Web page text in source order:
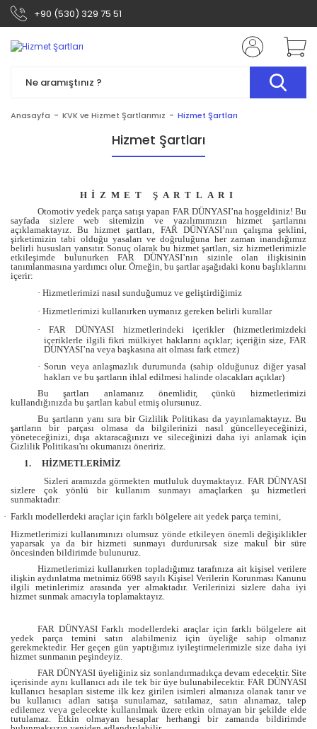
+90 (530) 329 75 51
Anasayfa KVK ve Hizmet Şartlarımız Hizmet Şartları
Hizmet Şartları
HİZMET ŞARTLARI
Otomotiv yedek parça satışı yapan FAR DÜNYASI’na hoşgeldiniz! Bu
sayfada sizlere web sitemizin ve yazılımımızın hizmet şartlarını
açıklamaktayız. Bu hizmet şartları, FAR DÜNYASI’nın çalışma şeklini,
şirketimizin tabi olduğu yasaları ve doğruluğuna her zaman inandığımız
belirli hususları yansıtır. Sonuç olarak bu hizmet şartları, siz hizmetlerimizle
etkileşimde bulunurken FAR DÜNYASI’nın sizinle olan ilişkisinin
tanımlanmasına yardımcı olur. Örneğin, bu şartlar aşağıdaki konu başlıklarını
içerir:
· Hizmetlerimizi nasıl sunduğumuz ve geliştirdiğimiz
· Hizmetlerimizi kullanırken uymanız gereken belirli kurallar
·
FAR DÜNYASI hizmetlerindeki içerikler (hizmetlerimizdeki
içeriklerle ilgili fikri mülkiyet haklarını açıklar; içeriğin size, FAR
DÜNYASI’na veya başkasına ait olması fark etmez)
· Sorun veya anlaşmazlık durumunda (sahip olduğunuz diğer yasal
hakları ve bu şartların ihlal edilmesi halinde olacakları açıklar)
Bu şartları anlamanız önemlidir, çünkü hizmetlerimizi
kullandığınızda bu şartları kabul etmiş olursunuz.
Bu şartların yanı sıra bir Gizlilik Politikası da yayınlamaktayız. Bu
şartların bir parçası olmasa da bilgilerinizi nasıl güncelleyeceğinizi,
yöneteceğinizi, dışa aktaracağınızı ve sileceğinizi daha iyi anlamak için
Gizlilik Politikası'nı okumanızı öneririz.
1.
HİZMETLERİMİZ
Sizleri aramızda görmekten mutluluk duymaktayız. FAR DÜNYASI
sizlere çok yönlü bir kullanım sunmayı amaçlarken şu hizmetleri
sunmaktadır:
· Farklı modellerdeki araçlar için farklı bölgelere ait yedek parça temini,
Hizmetlerimizi kullanımınızı olumsuz yönde etkileyen önemli değişiklikler
yaparsak ya da bir hizmeti sunmayı durdurursak size makul bir süre
öncesinden bildirimde bulunuruz.
Hizmetlerimizi kullanırken topladığımız tarafınıza ait kişisel verilere
ilişkin aydınlatma metnimiz 6698 sayılı Kişisel Verilerin Korunması Kanunu
ilgili metinlerimiz arasında yer almaktadır. Verilerinizi sizlere daha iyi
hizmet sunmak amacıyla toplamaktayız.
FAR DÜNYASIFarklımodellerdeki araçlar için farklı bölgelere ait
yedek parça temini satın alabilmeniz için üyeliğe sahip olmanız
gerekmektedir. Her geçen gün yaptığımız iyileştirmelerimizle size daha iyi
hizmet sunmanın peşindeyiz.
FAR DÜNYASI üyeliğiniz siz sonlandırmadıkça devam edecektir. Site
içerisinde aynı kullanıcı adı ile tek bir üye bulunabilecektir. FAR DÜNYASI
kullanıcı hesapları sisteme ilk kez girilen isimleri almanıza olanak tanır ve
bu kullanıcı adları satışa sunulamaz, satılamaz, satın alınamaz, talep
edilemez veya gelecekte kullanılmak üzere etkin olmayan bir şekilde elde
tutulamaz. Etkin olmayan hesaplar herhangi bir zamanda bildirimde